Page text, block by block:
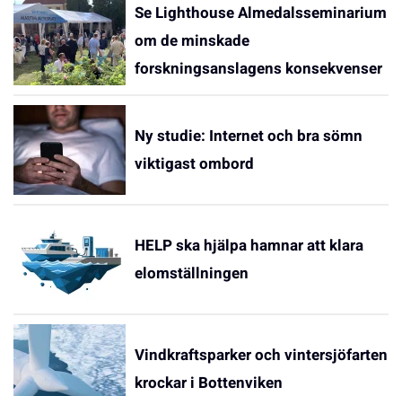
Se Lighthouse Almedalsseminarium
om de minskade
forskningsanslagens konsekvenser
Ny studie: Internet och bra sömn
viktigast ombord
HELP ska hjälpa hamnar att klara
elomställningen
Vindkraftsparker och vintersjöfarten
krockar i Bottenviken